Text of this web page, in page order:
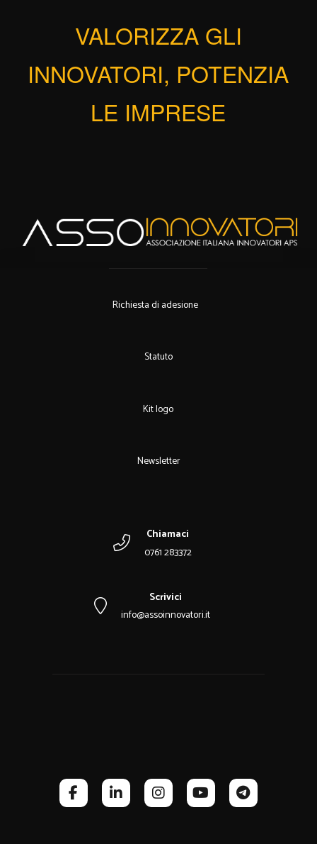
VALORIZZA GLI
INNOVATORI, POTENZIA
LE IMPRESE
Richiesta di adesione
Statuto
Kit logo
Newsletter
Chiamaci
0761 283372
Scrivici
info@assoinnovatori.it